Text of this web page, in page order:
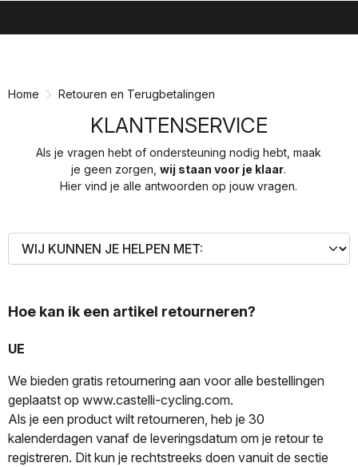
Home Retouren en Terugbetalingen
KLANTENSERVICE
Als je vragen hebt of ondersteuning nodig hebt, maak
je geen zorgen,wij staan voor je klaar.
Hier vind je alle antwoorden op jouw vragen.
Hoe kan ik een artikel retourneren?
UE
We bieden gratis retournering aan voor alle bestellingen
geplaatst op www.castelli-cycling.com.
Als je een product wilt retourneren, heb je 30
kalenderdagen vanaf de leveringsdatum om je retour te
registreren. Dit kun je rechtstreeks doen vanuit de sectie